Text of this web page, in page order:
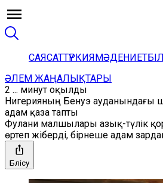
САЯСАТТҮРКИЯМӘДЕНИЕТ
ӘЛЕМ ЖАҢАЛЫҚТАРЫ
2 ... минут оқылды
Нигерияның Бенуэ ауданындағы
адам қаза тапты
Фулани малшылары азық-түлік
өртеп жіберді, бірнеше адам
Бөлісу